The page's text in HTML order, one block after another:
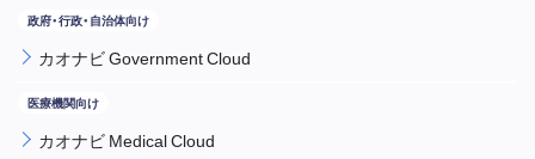
カオナビ Government Cloud
カオナビ Medical Cloud